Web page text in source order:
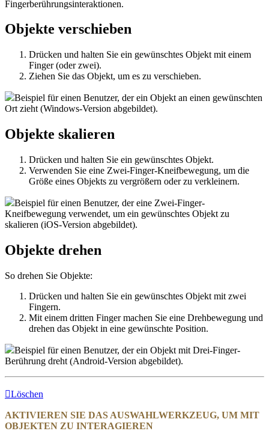
Fingerberührungsinteraktionen.
Objekte verschieben
Drücken und halten Sie ein gewünschtes Objekt mit einem
Finger (oder zwei).
Ziehen Sie das Objekt, um es zu verschieben.
Beispiel für einen Benutzer, der ein Objekt an einen gewünschten
Ort zieht (Windows-Version abgebildet).
Objekte skalieren
Drücken und halten Sie ein gewünschtes Objekt.
Verwenden Sie eine Zwei-Finger-Kneifbewegung, um die
Größe eines Objekts zu vergrößern oder zu verkleinern.
Beispiel für einen Benutzer, der eine Zwei-Finger-
Kneifbewegung verwendet, um ein gewünschtes Objekt zu
skalieren (iOS-Version abgebildet).
Objekte drehen
So drehen Sie Objekte:
Drücken und halten Sie ein gewünschtes Objekt mit zwei
Fingern.
Mit einem dritten Finger machen Sie eine Drehbewegung und
drehen das Objekt in eine gewünschte Position.
Beispiel für einen Benutzer, der ein Objekt mit Drei-Finger-
Berührung dreht (Android-Version abgebildet).
Löschen
AKTIVIEREN SIE DAS AUSWAHLWERKZEUG, UM MIT
OBJEKTEN ZU INTERAGIEREN